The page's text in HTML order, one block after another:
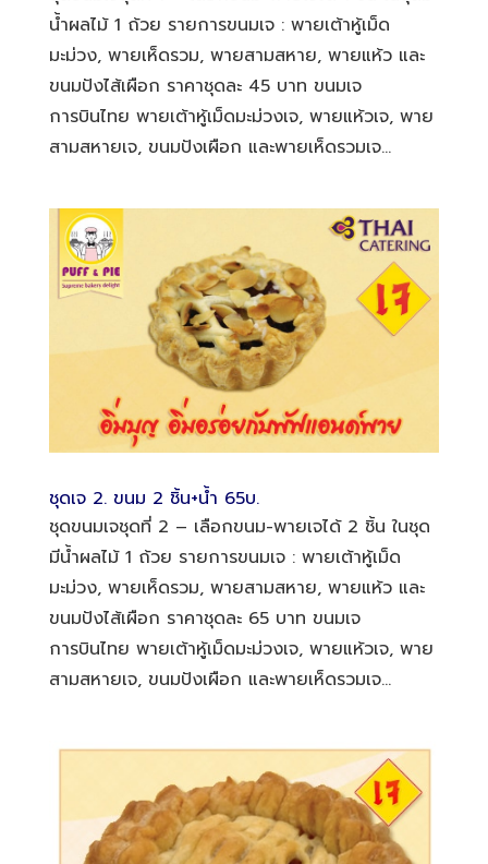
น้ำผลไม้ 1 ถ้วย รายการขนมเจ : พายเต้าหู้เม็ด
มะม่วง, พายเห็ดรวม, พายสามสหาย, พายแห้ว และ
ขนมปังไส้เผือก ราคาชุดละ 45 บาท ขนมเจ
การบินไทย พายเต้าหู้เม็ดมะม่วงเจ, พายแห้วเจ, พาย
สามสหายเจ, ขนมปังเผือก และพายเห็ดรวมเจ...
ชุดเจ 2. ขนม 2 ชิ้น+น้ำ 65บ.
ชุดขนมเจชุดที่ 2 – เลือกขนม-พายเจได้ 2 ชิ้น ในชุด
มีน้ำผลไม้ 1 ถ้วย รายการขนมเจ : พายเต้าหู้เม็ด
มะม่วง, พายเห็ดรวม, พายสามสหาย, พายแห้ว และ
ขนมปังไส้เผือก ราคาชุดละ 65 บาท ขนมเจ
การบินไทย พายเต้าหู้เม็ดมะม่วงเจ, พายแห้วเจ, พาย
สามสหายเจ, ขนมปังเผือก และพายเห็ดรวมเจ...